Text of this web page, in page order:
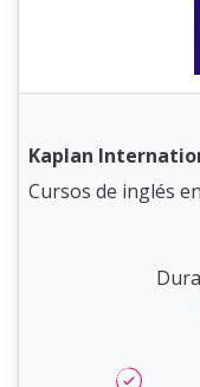
Kaplan
Cursos de inglés